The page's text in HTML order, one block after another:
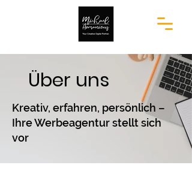
Über uns
Kreativ, erfahren, persönlich –
Ihre Werbeagentur stellt sich
vor